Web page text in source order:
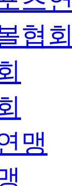
협
맹